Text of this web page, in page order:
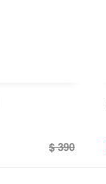
$ 390